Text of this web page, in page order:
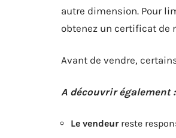
autre dimension. Pour
obtenez un certificat de
Avant de vendre,
A découvrir également :
Le vendeurreste